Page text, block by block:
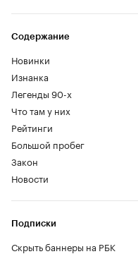
Содержание
Новинки
Изнанка
Легенды 90-х
Что там у них
Рейтинги
Большой пробег
Закон
Новости
Подписки
Скрыть баннеры на РБК